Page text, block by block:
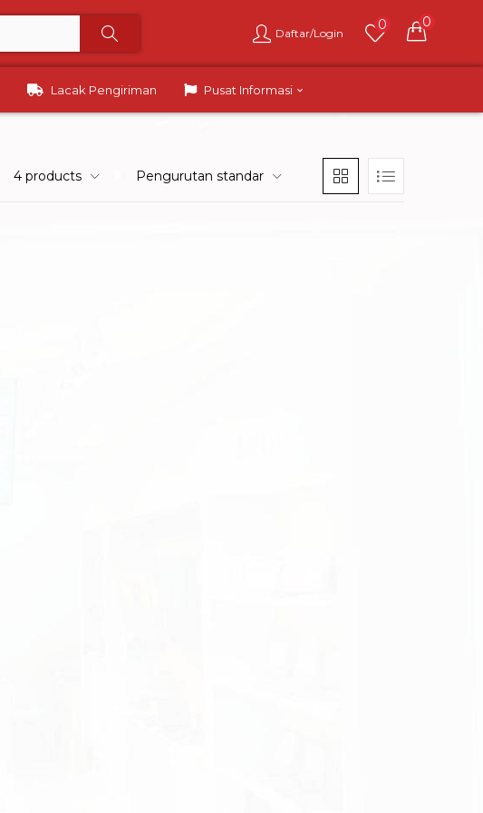
Daftar/Login
0 0
Lacak Pengiriman Pusat Informasi
4 products Pengurutan standar